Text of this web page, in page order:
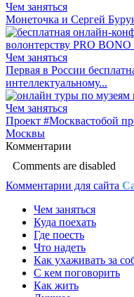
Чем заняться
Монеточка и Сергей
Чем заняться
Первая в России
интеллектуальному...
Чем заняться
Проект #Москвастобой
Москвы
Комментарии
Comments are disabled
Комментарии для сайта
Чем заняться
Куда поехать
Где поесть
Что надеть
Как ухаживать за
С кем поговорить
Как жить